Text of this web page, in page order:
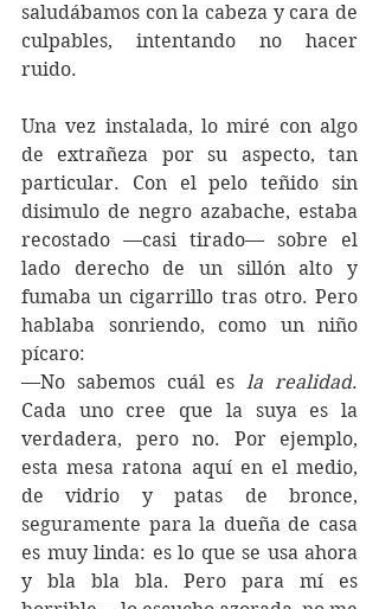
saludábamos con la cabeza y cara de
culpables, intentando no hacer
ruido.
Una vez instalada, lo miré con algo
de extrañeza por su aspecto, tan
particular. Con el pelo teñido sin
disimulo de negro azabache, estaba
recostado —casi tirado— sobre el
lado derecho de un sillón alto y
fumaba un cigarrillo tras otro. Pero
hablaba sonriendo, como un niño
pícaro:
—No sabemos cuál es la realidad.
Cada uno cree que la suya es la
verdadera, pero no. Por ejemplo,
esta mesa ratona aquí en el medio,
de vidrio y patas de bronce,
seguramente para la dueña de casa
es muy linda: es lo que se usa ahora
y bla bla bla. Pero para mí es